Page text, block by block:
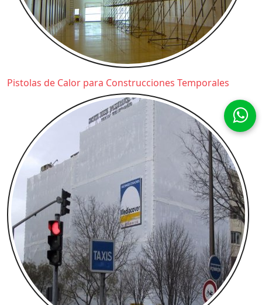
Pistolas de Calor para Construcciones Temporales